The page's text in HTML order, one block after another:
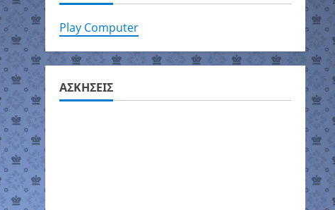
Play Computer
ΑΣΚΗΣΕΙΣ